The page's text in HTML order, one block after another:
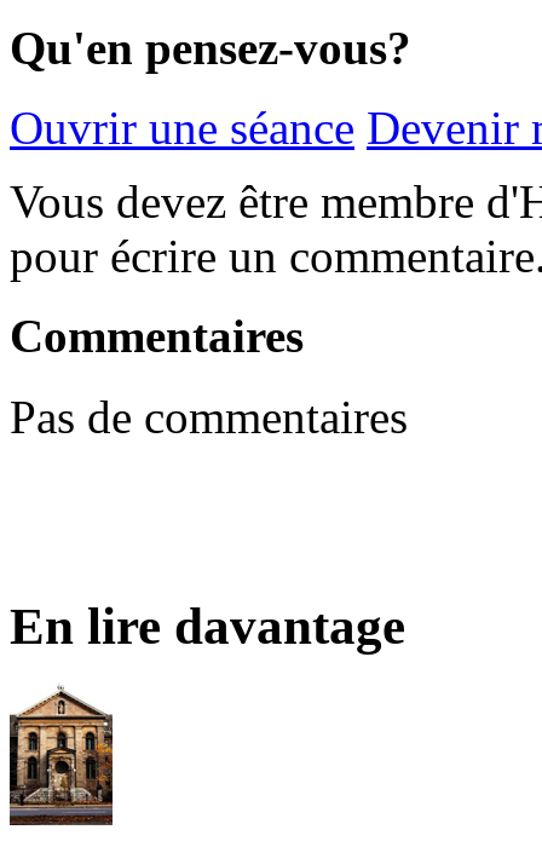
Qu'en pensez-vous?
Ouvrir une séance Devenir
Vous devez être membre
pour écrire un
Commentaires
Pas de commentaires
En lire davantage